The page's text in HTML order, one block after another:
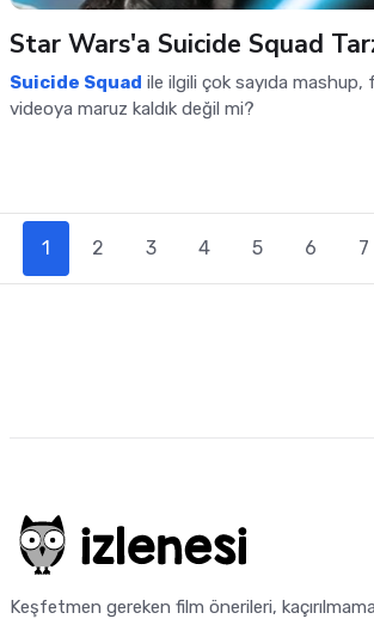
Star Wars'a Suicide Squad
Suicide Squad ile ilgili çok sayıda
videoya maruz kaldık değil mi?
1 (current)
2 3 4 5 6 7
Keşfetmen gereken film önerileri,